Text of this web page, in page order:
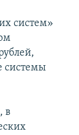
систем»
системы
в